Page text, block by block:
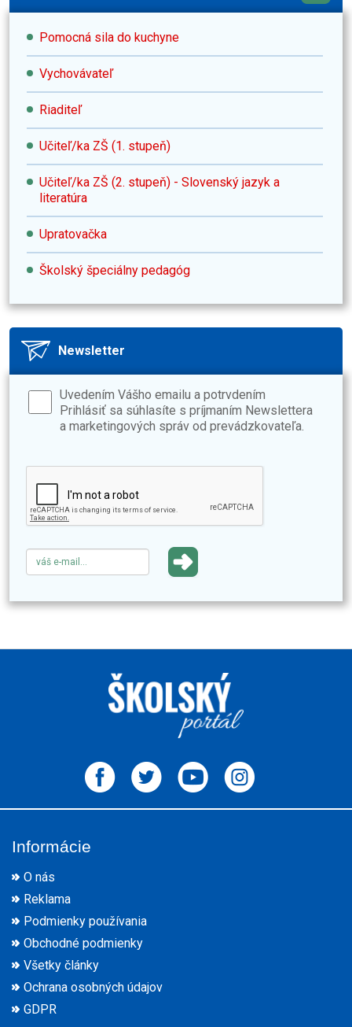
Pomocná sila do kuchyne
Vychovávateľ
Riaditeľ
Učiteľ/ka ZŠ (1. stupeň)
Učiteľ/ka ZŠ (2. stupeň) - Slovenský jazyk a
literatúra
Upratovačka
Školský špeciálny pedagóg
Newsletter
Uvedením Vášho emailu a potrvdením
Prihlásiť sa súhlasíte s príjmaním Newslettera
a marketingových správ od prevádzkovateľa.
Informácie
O nás
Reklama
Podmienky používania
Obchodné podmienky
Všetky články
Ochrana osobných údajov
GDPR